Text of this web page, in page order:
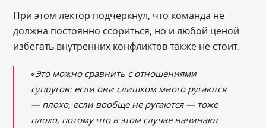
При этом лектор подчеркнул, что команда не
должна постоянно ссориться, но и любой ценой
избегать внутренних конфликтов также не стоит.
«Это можно сравнить с отношениями
супругов: если они слишком много ругаются
― плохо, если вообще не ругаются ― тоже
плохо, потому что в этом случае начинают